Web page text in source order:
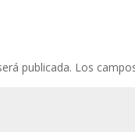
publicada. Los